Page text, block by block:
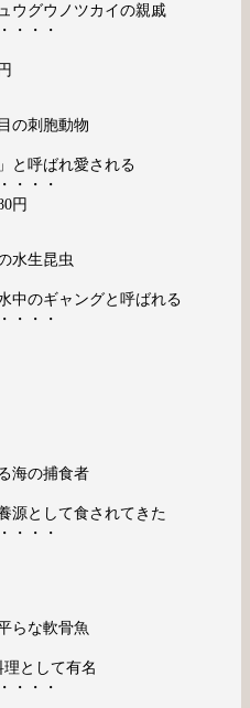
ウグウノツカイの親戚
・・・
の刺胞動物
と呼ばれ愛される
・・・
円
水生昆虫
中のギャングと呼ばれる
・・・
海の捕食者
源として食されてきた
・・・
らな軟骨魚
として有名
・・・